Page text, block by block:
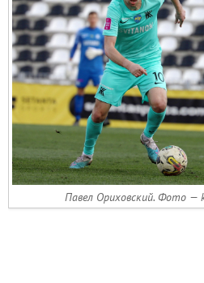
Павел Ориховский. Фото —